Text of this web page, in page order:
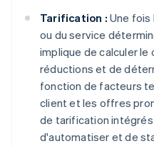
Tarification : Une fois
ou du service
implique de calculer le
réductions et de
fonction de facteurs
client et les offres
de tarification
d'automatiser et de